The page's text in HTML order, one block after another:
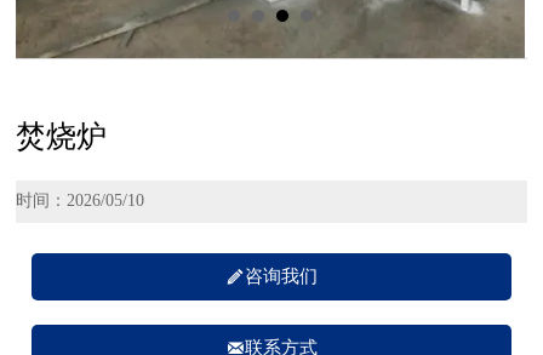
焚烧炉
时间：2026/05/10
咨询我们
联系方式